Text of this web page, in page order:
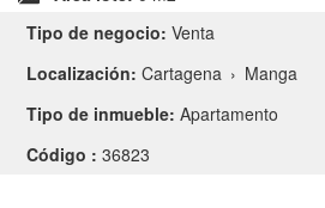
Tipo de negocio: Venta
Localización: Cartagena › Manga
Tipo de inmueble: Apartamento
Código : 36823